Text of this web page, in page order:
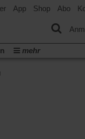
App Shop Abo
mehr